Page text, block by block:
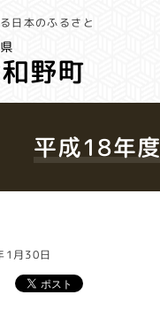
日本のふるさと
平成18年度
1月30日